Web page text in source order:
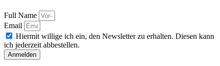
Full Name
Email
Hiermit willige ich ein, den Newsletter zu erhalten. Diesen kann
ich jederzeit abbestellen.
Anmelden